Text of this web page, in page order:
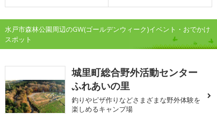
水戸市森林公園周辺のGW(ゴールデンウィーク)イベント・おでかけ
スポット
城里町総合野外活動センター
ふれあいの里
釣りやピザ作りなどさまざまな野外体験を
楽しめるキャンプ場